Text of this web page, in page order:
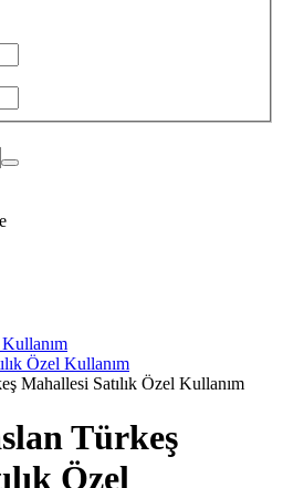
Kullanım
Özel Kullanım
Mahallesi Satılık Özel Kullanım
Türkeş
Özel